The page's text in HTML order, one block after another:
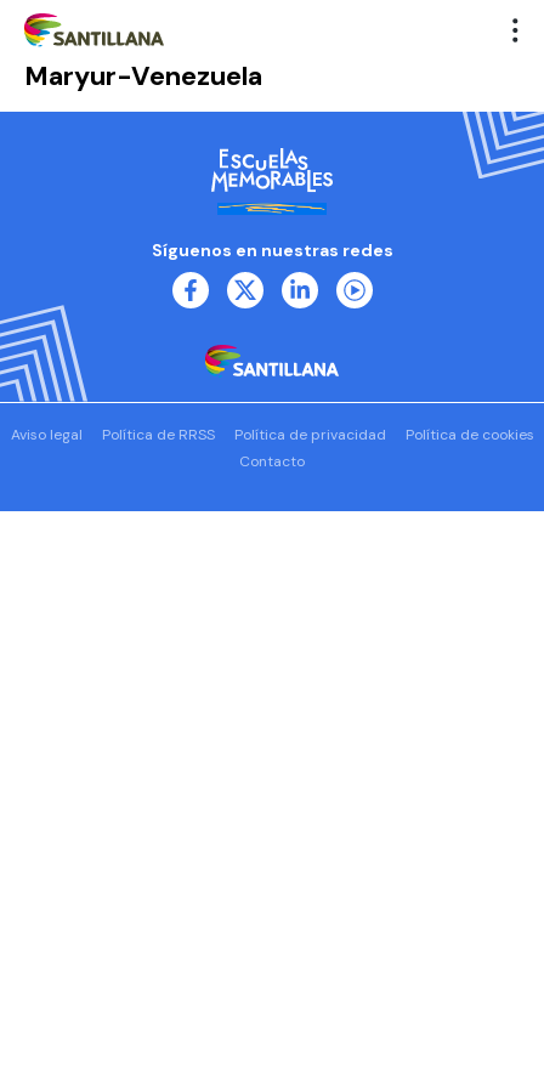
Maryur-Venezuela
Síguenos en nuestras redes
Aviso legal Política de RRSS Política de privacidad
Política de cookies
Contacto